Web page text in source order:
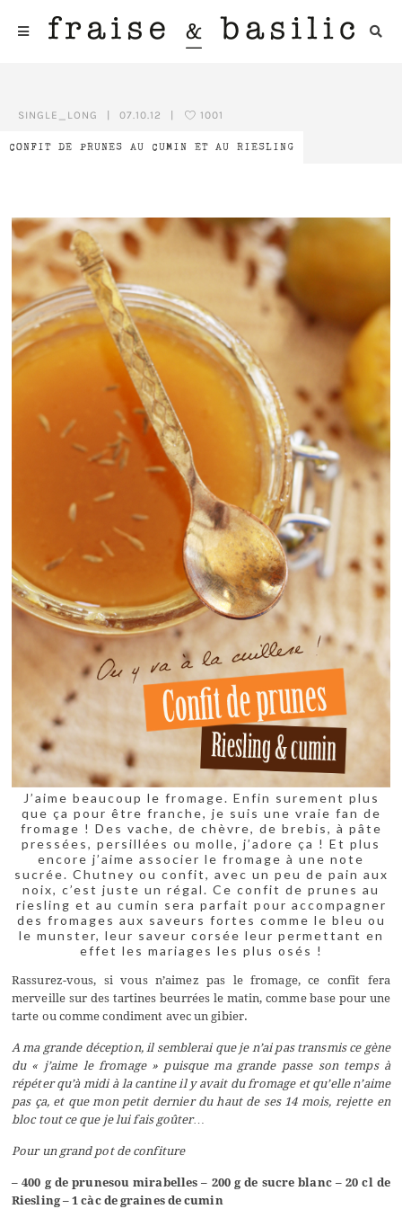
CONFIT DE PRUNES AU CUMIN ET AU RIESLING
SINGLE_LONG 07.10.12 1001
J’aime beaucoup le fromage. Enfin surement plus
que ça pour être franche, je suis une vraie fan de
fromage ! Des vache, de chèvre, de brebis, à pâte
pressées, persillées ou molle, j’adore ça ! Et plus
encore j’aime associer le fromage à une note
sucrée. Chutney ou confit, avec un peu de pain aux
noix, c’est juste un régal. Ce confit de prunes au
riesling et au cumin sera parfait pour accompagner
des fromages aux saveurs fortes comme le bleu ou
le munster, leur saveur corsée leur permettant en
effet les mariages les plus osés !
Rassurez-vous, si vous n’aimez pas le fromage, ce confit fera
merveille sur des tartines beurrées le matin, comme base pour une
tarte ou comme condiment avec un gibier.
A ma grande déception, il semblerai que je n’ai pas transmis ce gène
du « j’aime le fromage » puisque ma grande passe son temps à
répéter qu’à midi à la cantine il y avait du fromage et qu’elle n’aime
pas ça, et que mon petit dernier du haut de ses 14 mois, rejette en
bloc tout ce que je lui fais goûter…
Pour un grand pot de confiture
– 400 g de prunesou mirabelles – 200 g de sucre blanc – 20 cl de
Riesling – 1 càc de graines de cumin